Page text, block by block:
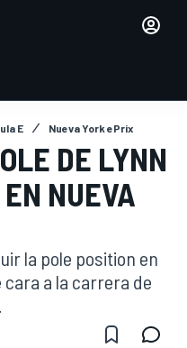
E Nueva York ePrix
DE LYNN
NUEVA
la pole position en
cara a la carrera de